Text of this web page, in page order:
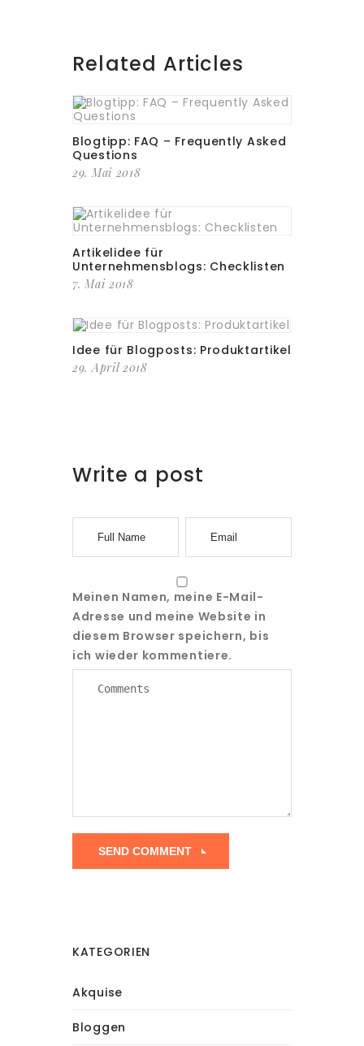
Related Articles
Blogtipp: FAQ – Frequently Asked
Questions
29. Mai 2018
Artikelidee für
Unternehmensblogs: Checklisten
7. Mai 2018
Idee für Blogposts: Produktartikel
29. April 2018
Write a post
Meinen Namen, meine E-Mail-
Adresse und meine Website in
diesem Browser speichern, bis
ich wieder kommentiere.
KATEGORIEN
Akquise
Bloggen